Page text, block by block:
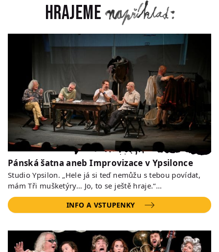
Hrajeme
Pánská šatna aneb Improvizace v Ypsilonce
Studio Ypsilon. „Hele já si teď nemůžu s tebou povídat,
mám Tři mušketýry… Jo, to se ještě hraje.“…
INFO A VSTUPENKY